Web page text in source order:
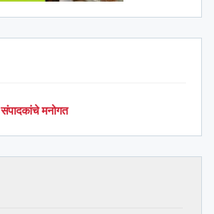
संपादकांचे मनोगत